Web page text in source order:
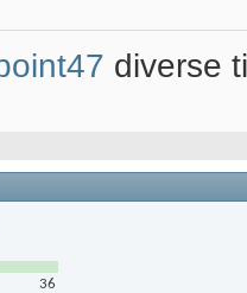
diverse
36